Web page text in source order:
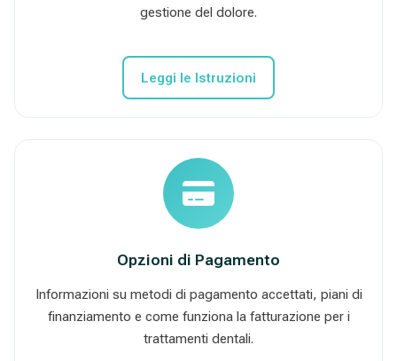
gestione del dolore.
Leggi le Istruzioni
Opzioni di Pagamento
Informazioni su metodi di pagamento accettati, piani di
finanziamento e come funziona la fatturazione per i
trattamenti dentali.